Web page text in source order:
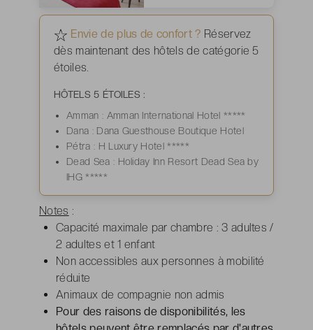
Envie de plus de confort ? Réservez
dès maintenant des hôtels de catégorie 5
étoiles.
HÔTELS 5 ÉTOILES :
Amman : Amman International Hotel *****
Dana : Dana Guesthouse Boutique Hotel
Pétra : H Luxury Hotel *****
Dead Sea : Holiday Inn Resort Dead Sea by
IHG *****
Notes :
Capacité maximale par chambre : 3 adultes /
2 adultes et 1 enfant
Non accessibles aux personnes à mobilité
réduite
Animaux de compagnie non admis
Pour des raisons de disponibilités, les